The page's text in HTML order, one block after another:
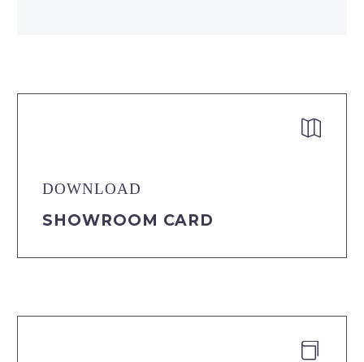


DOWNLOAD
SHOWROOM CARD

